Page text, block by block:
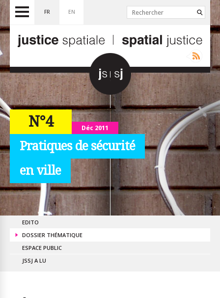
FR EN
Déc 2011
N°4
Pratiques de sécurité
en ville
EDITO
DOSSIER THÉMATIQUE
ESPACE PUBLIC
JSSJ A LU